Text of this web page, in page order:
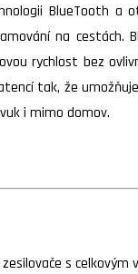
BlueTooth a
na cestách.
rychlost bez
tak, že
i mimo domov.
s celkovým